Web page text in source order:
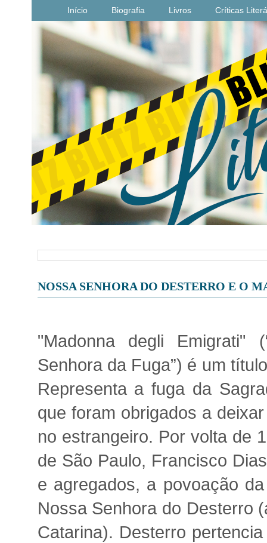
Início Biografia Livros Críticas
NOSSA SENHORA DO DESTERRO E O
"Madonna degli Emigrati"
Senhora da Fuga”) é um
Representa a fuga da
que foram obrigados a
no estrangeiro. Por volta de
de São Paulo, Francisco
e agregados, a povoação
Nossa Senhora do Desterro
Catarina). Desterro